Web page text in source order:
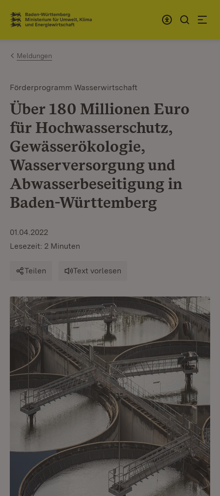
Zum Inhalt springen
Link zur Startseite
Meldungen
Förderprogramm Wasserwirtschaft
Über 180 Millionen Euro
für Hochwasserschutz,
Gewässerökologie,
Wasserversorgung und
Abwasserbeseitigung in
Baden-Württemberg
01.04.2022
Lesezeit: 2 Minuten
Teilen Text vorlesen